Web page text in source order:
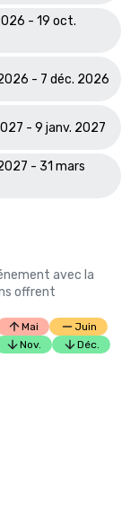
- 19 oct.
- 7 déc. 2026
- 9 janv. 2027
- 31 mars
avec la
offrent
Mai
Juin
Nov. Déc.